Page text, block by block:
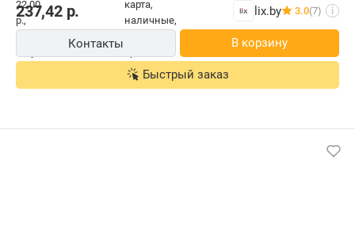
237,42р. lix.by 3.0(7) i
Контакты В корзину
Быстрый заказ